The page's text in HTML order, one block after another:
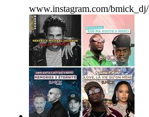
www.instagram.com/bmick_dj/